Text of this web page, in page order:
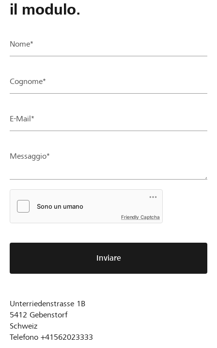
il modulo.
Nome*
Cognome*
E-Mail*
Messaggio*
Friendly Captcha
Inviare
Unterriedenstrasse 1B
5412 Gebenstorf
Schweiz
Telefono +41562023333